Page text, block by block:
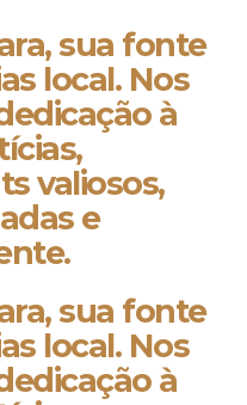
sua fonte
local. Nos
à
valiosos,
e
sua fonte
local. Nos
à